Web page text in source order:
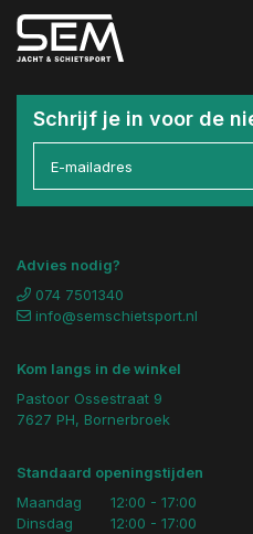
Schrijf je in voor de
Advies nodig?
074 7501340
info@semschietsport.nl
Kom langs in de winkel
Pastoor Ossestraat 9
7627 PH, Bornerbroek
Standaard openingstijden
Maandag
Dinsdag
12:00 - 17:00
12:00 - 17:00